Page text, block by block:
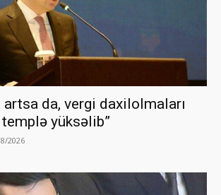
da, vergi daxilolmaları
yüksəlib”
2026